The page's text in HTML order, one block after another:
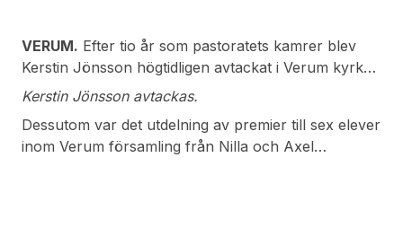
VERUM. Efter tio år som pastoratets kamrer blev
Kerstin Jönsson högtidligen avtackat i Verum kyrka.
I samband med gudstjänst ingick även hyllnings- och
Kerstin Jönsson avtackas.
Dessutom var det utdelning av premier till sex elever
inom Verum församling från Nilla och Axel